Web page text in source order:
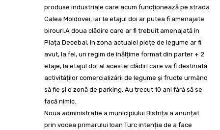
produse industriale care acum funcționează pe strada
Calea Moldovei, iar la etajul doi ar putea fi amenajate
birouri.A doua clădire care ar fi trebuit amenajată în
Piața Decebal, în zona actualei piețe de legume ar fi
avut, la fel, un regim de înălțime format din parter + 2
etaje, la etajul doi al acestei clădiri care va fi destinată
activităților comercializării de legume și fructe urmând
să fie și o zonă de parking. Au trecut 10 ani fără să se
facă nimic.
Noua administratie a municipiului Bistrița a anunțat
prin vocea primarului Ioan Turc intenția de a face